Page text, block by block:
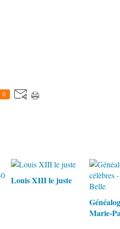
0
Louis XIII le juste
Marie-